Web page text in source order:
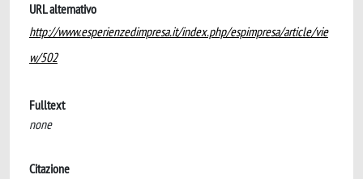
URL alternativo
http://www.esperienzedimpresa.it/index.php/espimpresa/article/vie
w/502
Fulltext
none
Citazione